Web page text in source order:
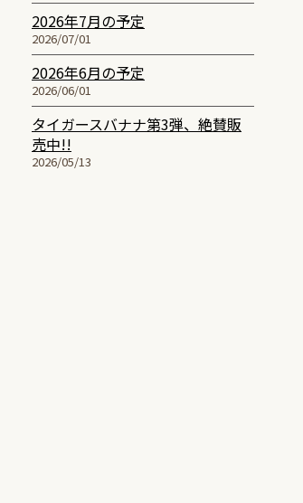
2026年7月の予定
2026/07/01
2026年6月の予定
2026/06/01
タイガースバナナ第3弾、絶賛販
売中!!
2026/05/13